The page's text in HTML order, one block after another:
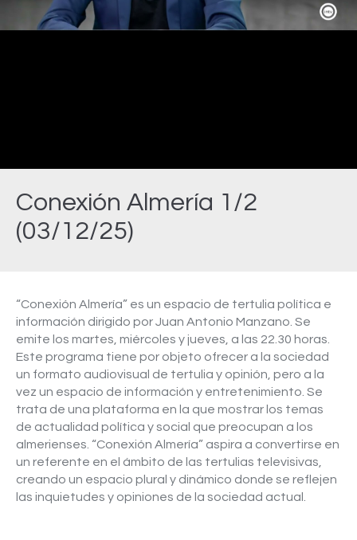
Conexión Almería 1/2
(03/12/25)
Video
“Conexión Almería” es un espacio de tertulia política e
información dirigido por Juan Antonio Manzano. Se
emite los martes, miércoles y jueves, a las 22.30 horas.
Este programa tiene por objeto ofrecer a la sociedad
un formato audiovisual de tertulia y opinión, pero a la
vez un espacio de información y entretenimiento. Se
trata de una plataforma en la que mostrar los temas
de actualidad política y social que preocupan a los
almerienses. “Conexión Almería” aspira a convertirse en
un referente en el ámbito de las tertulias televisivas,
creando un espacio plural y dinámico donde se reflejen
las inquietudes y opiniones de la sociedad actual.